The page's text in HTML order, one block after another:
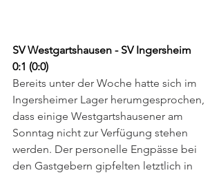
SV Westgartshausen - SV Ingersheim
0:1 (0:0)
Bereits unter der Woche hatte sich im
Ingersheimer Lager herumgesprochen,
dass einige Westgartshausener am
Sonntag nicht zur Verfügung stehen
werden. Der personelle Engpässe bei
den Gastgebern gipfelten letztlich in